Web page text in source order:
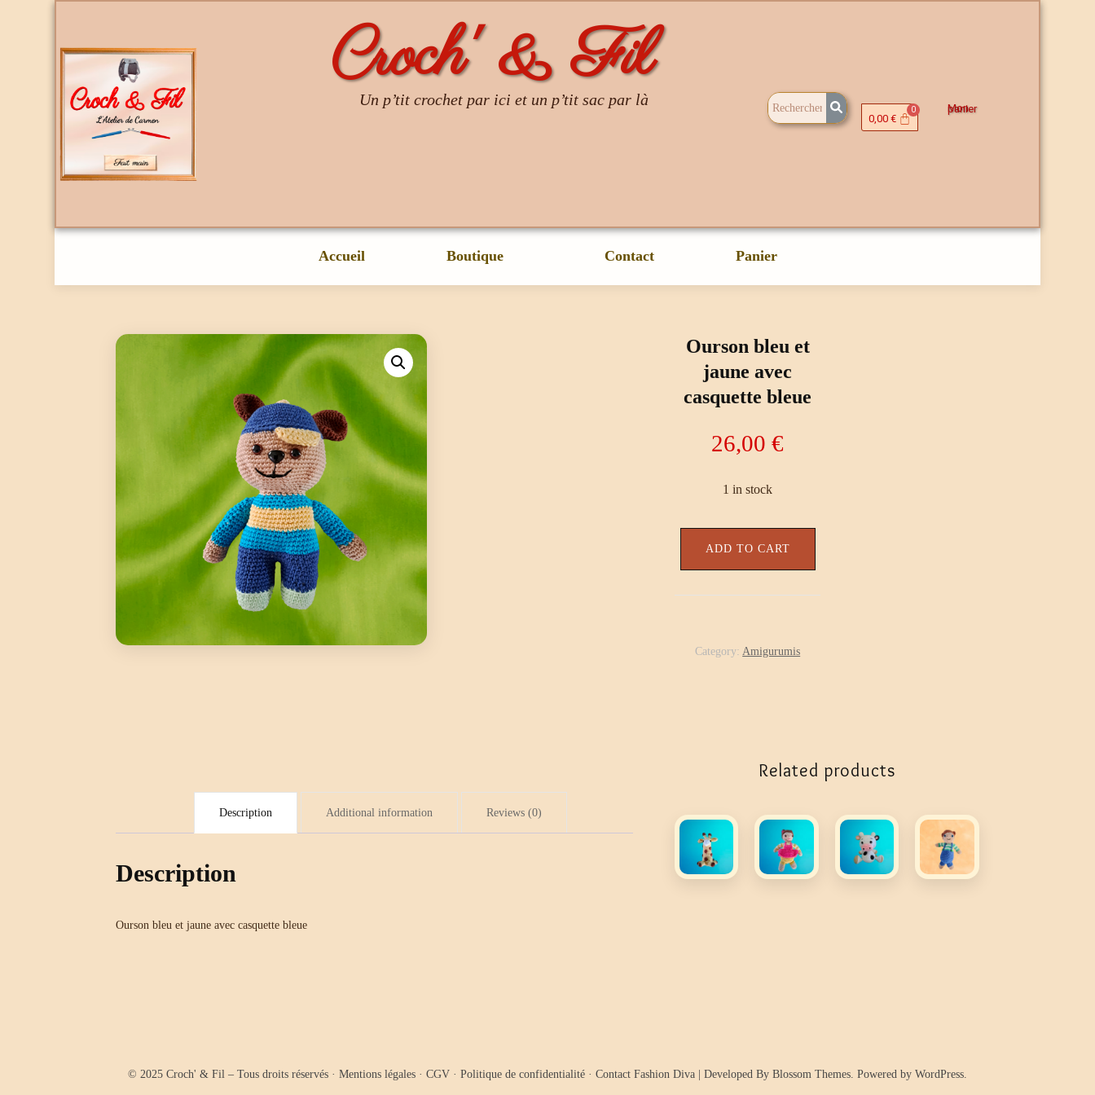
Croch' & Fil
Un p’tit crochet par ici et un p’tit sac par là
0,00€
Mon panier
Accueil Boutique Contact Panier
Ourson bleu et
jaune avec
casquette bleue
26,00€
1 in stock
ADD TO CART
Category:Amigurumis
Description Additional information Reviews (0)
Description
Ourson bleu et jaune avec casquette bleue
Related products
© 2025 Croch' & Fil – Tous droits réservés · Mentions légales · CGV · Politique de confidentialité · Contact Fashion Diva | Developed By Blossom Themes. Powered by WordPress.